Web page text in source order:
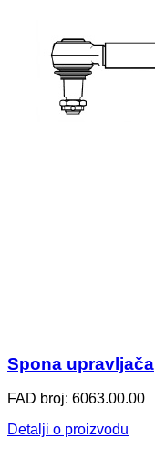
Spona upravljača
FAD broj: 6063.00.00
Detalji o proizvodu